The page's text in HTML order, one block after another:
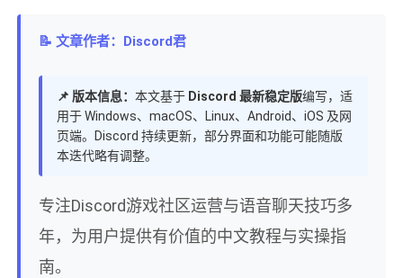
📝 文章作者：Discord君
📌 版本信息： 本文基于 Discord 最新稳定版编写，适
用于 Windows、macOS、Linux、Android、iOS 及网
页端。Discord 持续更新，部分界面和功能可能随版
本迭代略有调整。
专注Discord游戏社区运营与语音聊天技巧多
年，为用户提供有价值的中文教程与实操指
南。